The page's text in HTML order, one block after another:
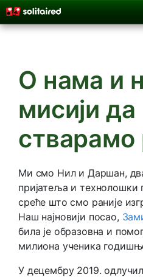
О нама и
мисији да
стварамо
Ми смо Нил и Даршан,
пријатеља и
среће што смо раније
Наш најновији посао,
била је образовна и
милиона ученика
У децембру 2019.